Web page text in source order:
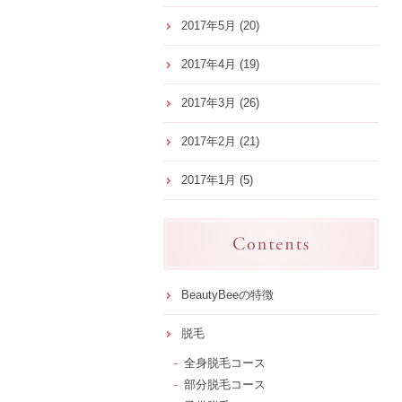
2017年5月 (20)
2017年4月 (19)
2017年3月 (26)
2017年2月 (21)
2017年1月 (5)
BeautyBeeの特徴
脱毛
全身脱毛コース
部分脱毛コース